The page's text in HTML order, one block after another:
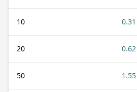
10 0.31
20 0.62
50 1.55